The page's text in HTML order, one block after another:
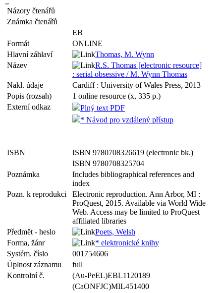
Názory čtenářů
Známka čtenářů
EB
Formát
ONLINE
Hlavní záhlaví
Thomas, M. Wynn
Název
R.S. Thomas [electronic resource]
: serial obsessive / M. Wynn Thomas
Nakl. údaje
Cardiff : University of Wales Press, 2013
Popis (rozsah)
1 online resource (x, 335 p.)
Externí odkaz
Plný text PDF
* Návod pro vzdálený přístup
ISBN
ISBN 9780708326619 (electronic bk.)
ISBN 9780708325704
Poznámka
Includes bibliographical references and
index
Pozn. k reprodukci
Electronic reproduction. Ann Arbor, MI :
ProQuest, 2015. Available via World Wide
Web. Access may be limited to ProQuest
affiliated libraries
Předmět - heslo
Poets, Welsh
Forma, žánr
* elektronické knihy
Systém. číslo
001754606
Úplnost záznamu
full
Kontrolní č.
(Au-PeEL)EBL1120189
(CaONFJC)MIL451400